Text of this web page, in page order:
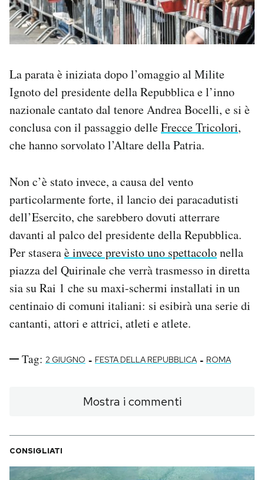
La parata è iniziata dopo l’omaggio al Milite
Ignoto del presidente della Repubblica e l’inno
nazionale cantato dal tenore Andrea Bocelli, e si è
conclusa con il passaggio delleFrecce Tricolori,
che hanno sorvolato l’Altare della Patria.
Non c’è stato invece, a causa del vento
particolarmente forte, il lancio dei paracadutisti
dell’Esercito, che sarebbero dovuti atterrare
davanti al palco del presidente della Repubblica.
Per staseraè invece previsto uno spettacolonella
piazza del Quirinale che verrà trasmesso in diretta
sia su Rai 1 che su maxi-schermi installati in un
centinaio di comuni italiani: si esibirà una serie di
cantanti, attori e attrici, atleti e atlete.
Tag: 2 GIUGNO - FESTA DELLA REPUBBLICA - ROMA
Mostra i commenti
CONSIGLIATI